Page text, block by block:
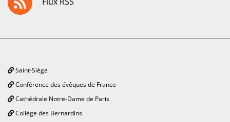
Saint-Siège
Conférence des évêques de France
Cathédrale Notre-Dame de Paris
Collège des Bernardins